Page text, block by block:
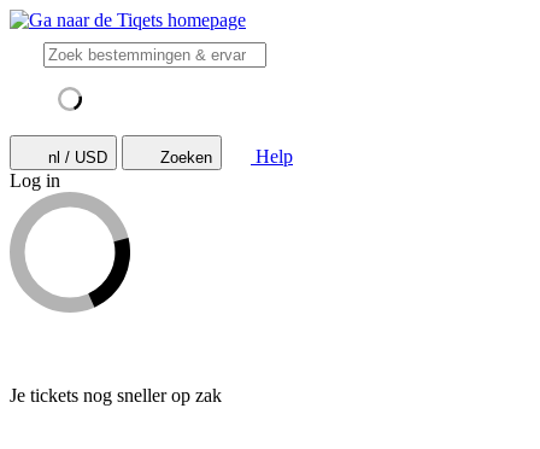
nl / USD Zoeken
Help
Log in
Je tickets nog sneller op zak